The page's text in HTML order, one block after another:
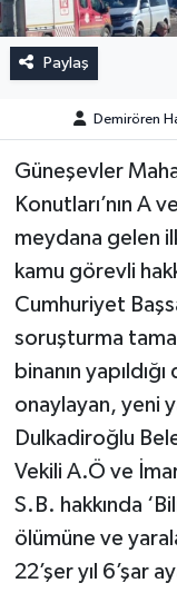
Paylaş
Demirören
Güneşevler
Konutları’nın A
meydana gelen
kamu görevli
Cumhuriyet
soruşturma
binanın
onaylayan, yeni
Dulkadiroğlu
Vekili A.Ö ve
S.B. hakkında
ölümüne ve
22’şer yıl 6’şar